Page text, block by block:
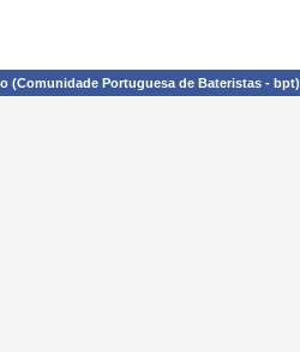
(Comunidade Portuguesa de Bateristas - bpt)